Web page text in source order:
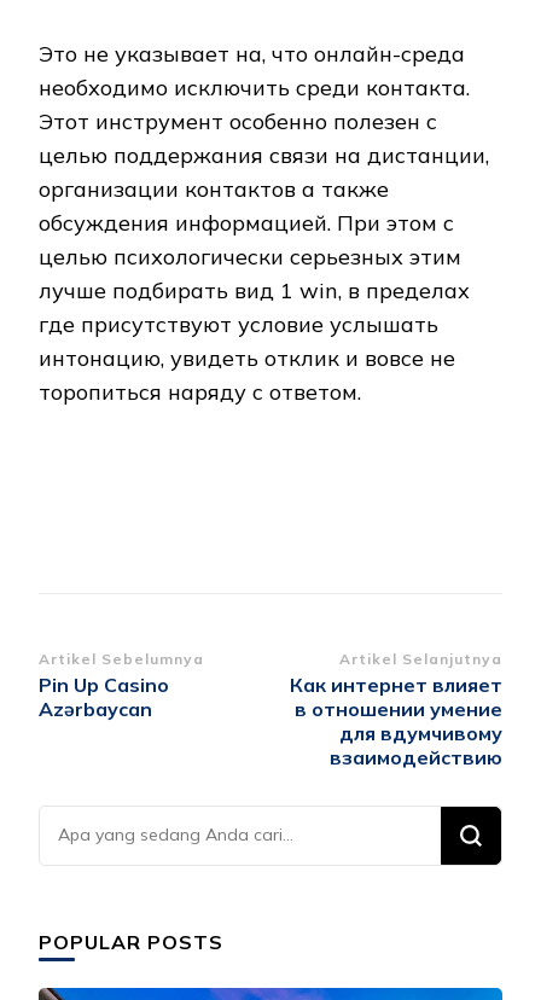
Это не указывает на, что онлайн-среда
необходимо исключить среди контакта.
Этот инструмент особенно полезен с
целью поддержания связи на дистанции,
организации контактов а также
обсуждения информацией. При этом с
целью психологически серьезных этим
лучше подбирать вид 1 win, в пределах
где присутствуют условие услышать
интонацию, увидеть отклик и вовсе не
торопиться наряду с ответом.
Navigasi
Artikel
Artikel Sebelumnya
Pin Up Casino
Azərbaycan
Artikel Selanjutnya
Как интернет влияет
в отношении умение
для вдумчивому
взаимодействию
Mencari
Sesuatu?
POPULAR POSTS